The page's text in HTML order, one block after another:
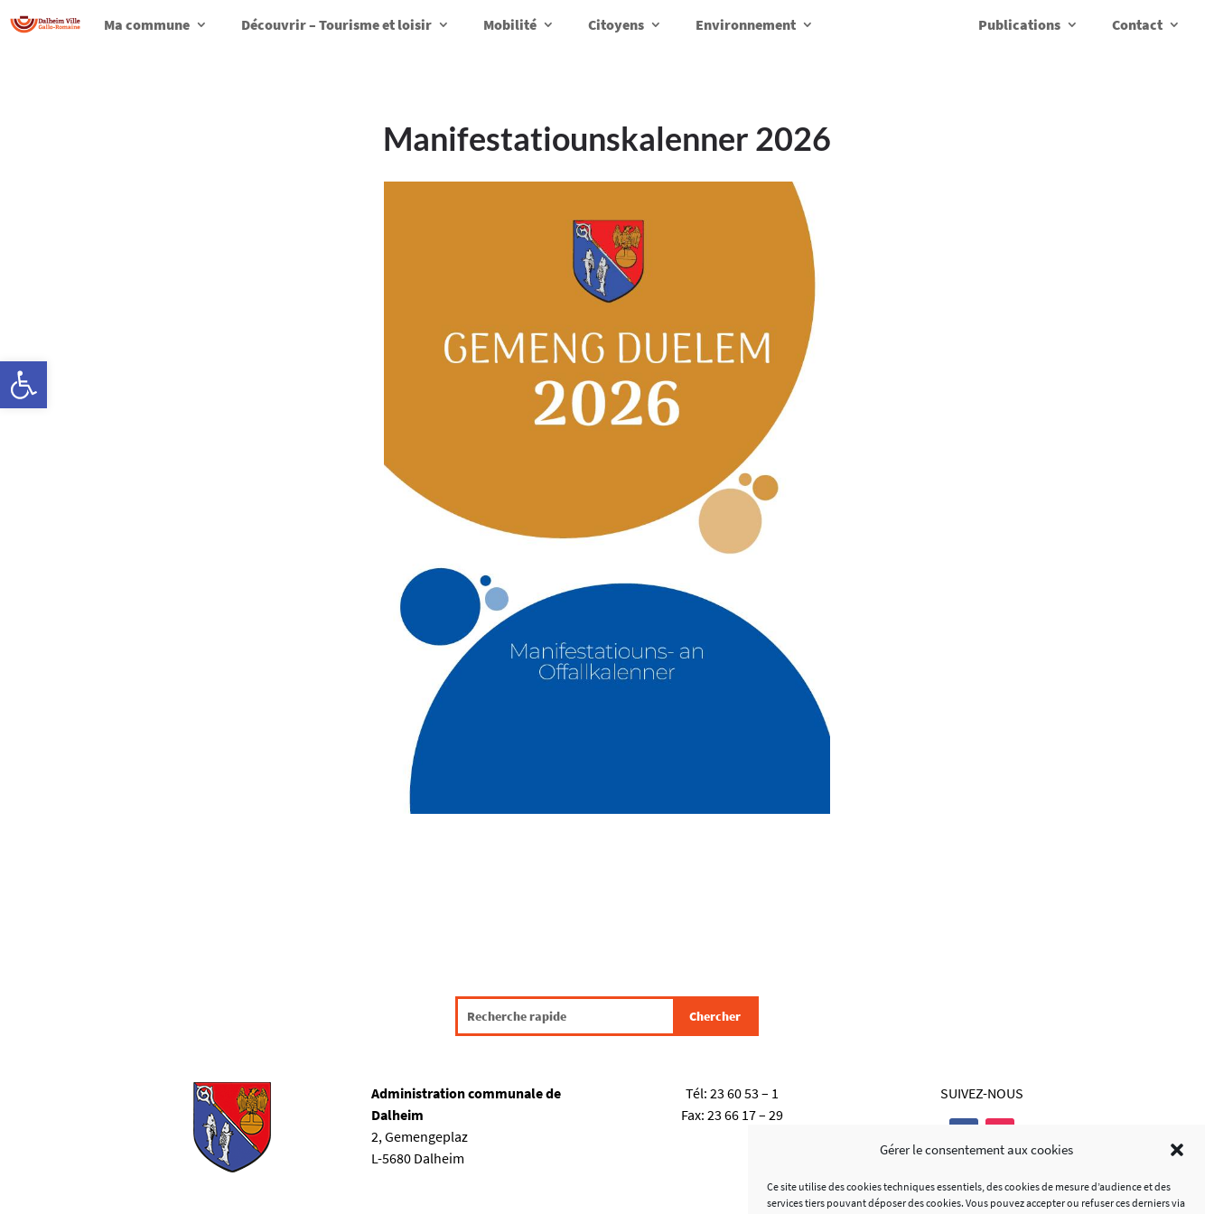
Ouvrir la barre d’outils
Gérer le consentement aux cookies
Ce site utilise des cookies techniques essentiels, des cookies de mesure d’audience et des
services tiers pouvant déposer des cookies. Vous pouvez accepter ou refuser ces derniers via
Ma commune Découvrir – Tourisme et loisir Mobilité Citoyens Environnement Publications Contact
Manifestatiounskalenner 2026
Administration communale de
Dalheim
2, Gemengeplaz
L-5680 Dalheim
Tél: 23 60 53 – 1
Fax: 23 66 17 – 29
SUIVEZ-NOUS